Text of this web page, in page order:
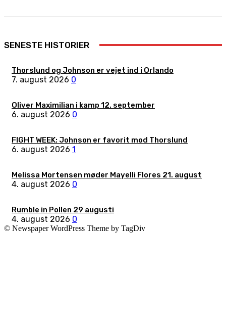
SENESTE HISTORIER
Thorslund og Johnson er vejet ind i Orlando
7. august 2026 0
Oliver Maximilian i kamp 12. september
6. august 2026 0
FIGHT WEEK: Johnson er favorit mod Thorslund
6. august 2026 1
Melissa Mortensen møder Mayelli Flores 21. august
4. august 2026 0
Rumble in Pollen 29 augusti
4. august 2026 0
© Newspaper WordPress Theme by TagDiv